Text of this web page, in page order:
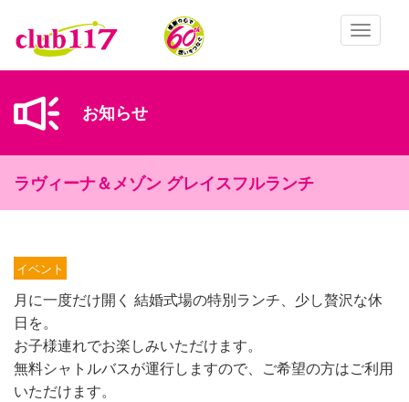
Toggle
お知らせ
ラヴィーナ＆メゾン グレイスフルランチ
イベント
月に一度だけ開く 結婚式場の特別ランチ、少し贅沢な休
日を。
お子様連れでお楽しみいただけます。
無料シャトルバスが運行しますので、ご希望の方はご利用
いただけます。